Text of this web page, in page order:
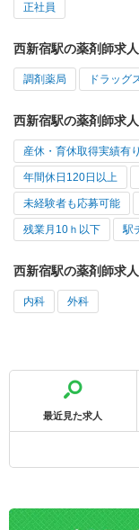
正社員
西新宿駅の薬剤師求
調剤薬局 ドラッグ
西新宿駅の薬剤師求
産休・育休取得実績有り
年間休日120日以上
未経験者も応募可能
残業月10ｈ以下 駅
西新宿駅の薬剤師求
内科 外科
最近見た求人